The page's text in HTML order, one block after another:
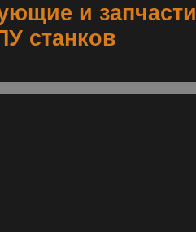
и запчасти
станков